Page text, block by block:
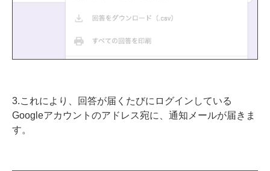
3.これにより、回答が届くたびにログインしている
Googleアカウントのアドレス宛に、通知メールが届きま
す。